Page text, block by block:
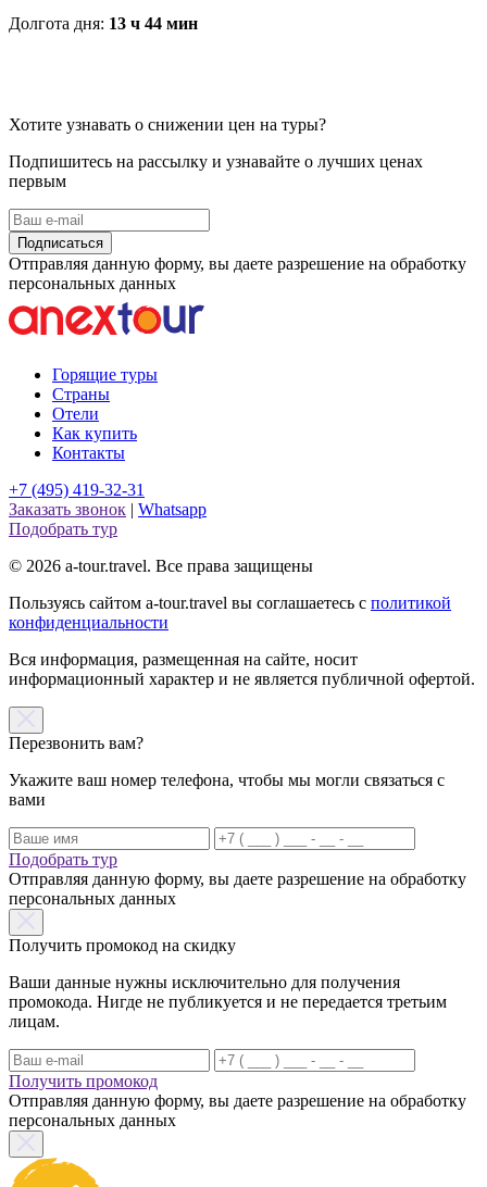
Долгота дня: 13 ч 44 мин
Хотите узнавать о снижении цен на туры?
Подпишитесь на рассылку и узнавайте о лучших ценах
первым
Подписаться
Отправляя данную форму, вы даете разрешение на обработку
персональных данных
Горящие туры
Страны
Отели
Как купить
Контакты
+7 (495) 419-32-31
Заказать звонок | Whatsapp
Подобрать тур
© 2026 a-tour.travel. Все права защищены
Пользуясь сайтом a-tour.travel вы соглашаетесь с политикой
конфиденциальности
Вся информация, размещенная на сайте, носит
информационный характер и не является публичной офертой.
Перезвонить вам?
Укажите ваш номер телефона, чтобы мы могли связаться с
вами
Подобрать тур
Отправляя данную форму, вы даете разрешение на обработку
персональных данных
Получить промокод на скидку
Ваши данные нужны исключительно для получения
промокода. Нигде не публикуется и не передается третьим
лицам.
Получить промокод
Отправляя данную форму, вы даете разрешение на обработку
персональных данных